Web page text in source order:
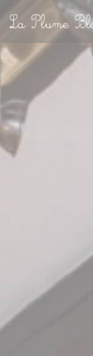
Panel pro správu cookies